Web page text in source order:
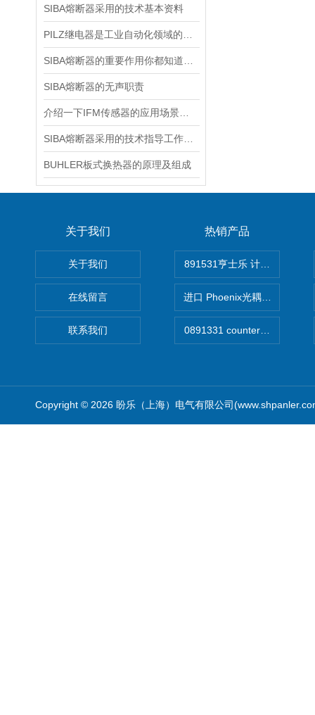
SIBA熔断器采用的技术基本资料
SIBA熔断器的无声职责
BUHLER板式换热器的原理及组成
关于我们
关于我们
在线留言
联系我们
热销产品
891531亨士乐 计时器
进口 Phoenix光耦开关
Copyright © 2026 盼乐（上海）电气有限公司